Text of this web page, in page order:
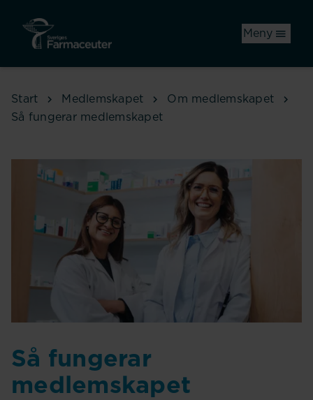
Meny
Start Medlemskapet
Om medlemskapet
Så fungerar medlemskapet
Så fungerar
medlemskapet